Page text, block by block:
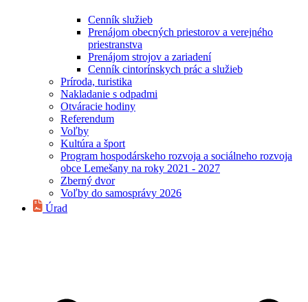
Cenník služieb
Prenájom obecných priestorov a verejného
priestranstva
Prenájom strojov a zariadení
Cenník cintorínskych prác a služieb
Príroda, turistika
Nakladanie s odpadmi
Otváracie hodiny
Referendum
Voľby
Kultúra a šport
Program hospodárskeho rozvoja a sociálneho rozvoja
obce Lemešany na roky 2021 - 2027
Zberný dvor
Voľby do samosprávy 2026
Úrad